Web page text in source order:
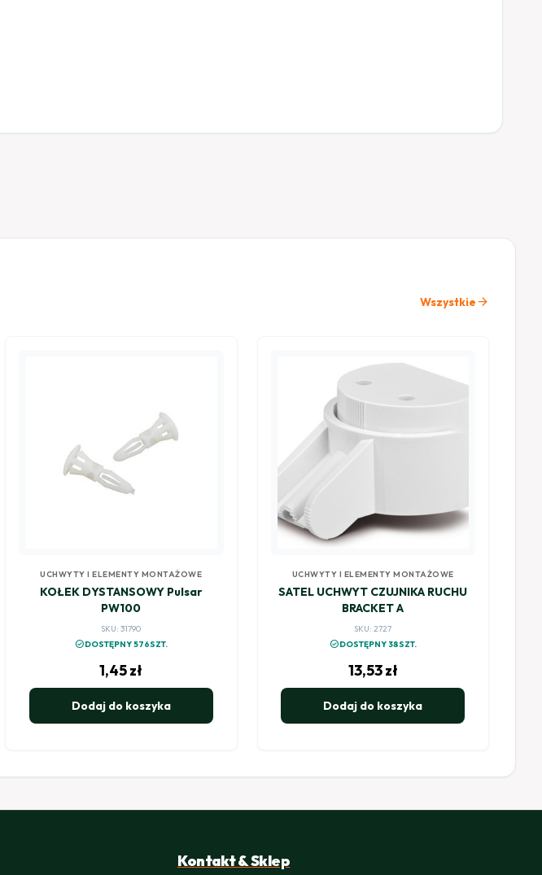
Wszystkie arrow_forward
UCHWYTY I ELEMENTY MONTAŻOWE
KOŁEK DYSTANSOWY Pulsar
PW100
SKU: 31790
check_circleDOSTĘPNY 576SZT.
1,45zł
Dodaj do koszyka
UCHWYTY I ELEMENTY MONTAŻOWE
SATEL UCHWYT CZUJNIKA RUCHU
BRACKET A
SKU: 2727
check_circleDOSTĘPNY 38SZT.
13,53zł
Dodaj do koszyka
Kontakt & Sklep